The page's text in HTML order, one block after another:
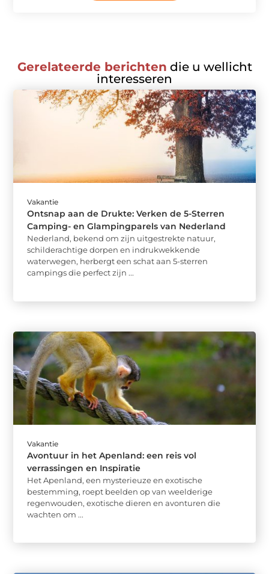
Gerelateerde berichten die u wellicht
interesseren
Vakantie
Ontsnap aan de Drukte: Verken de 5-Sterren
Camping- en Glampingparels van Nederland
Nederland, bekend om zijn uitgestrekte natuur,
schilderachtige dorpen en indrukwekkende
waterwegen, herbergt een schat aan 5-sterren
campings die perfect zijn ...
Vakantie
Avontuur in het Apenland: een reis vol
verrassingen en Inspiratie
Het Apenland, een mysterieuze en exotische
bestemming, roept beelden op van weelderige
regenwouden, exotische dieren en avonturen die
wachten om ...